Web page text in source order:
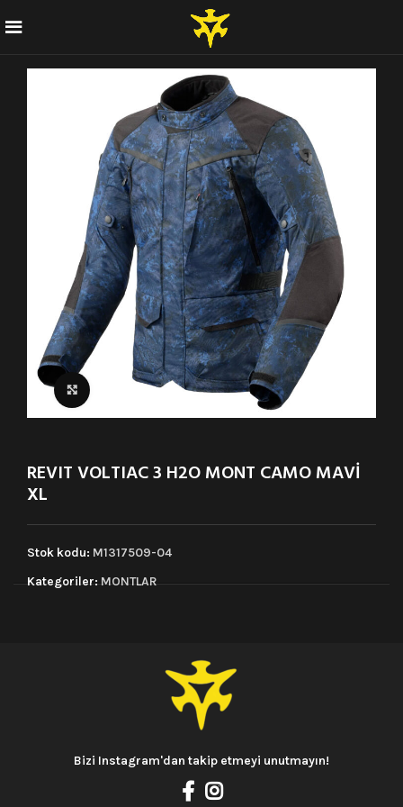
Click to enlarge
REVIT VOLTIAC 3 H2O MONT CAMO MAVİ
XL
Stok kodu: M1317509-04
Kategoriler:MONTLAR
Bizi Instagram'dan takip etmeyi unutmayın!